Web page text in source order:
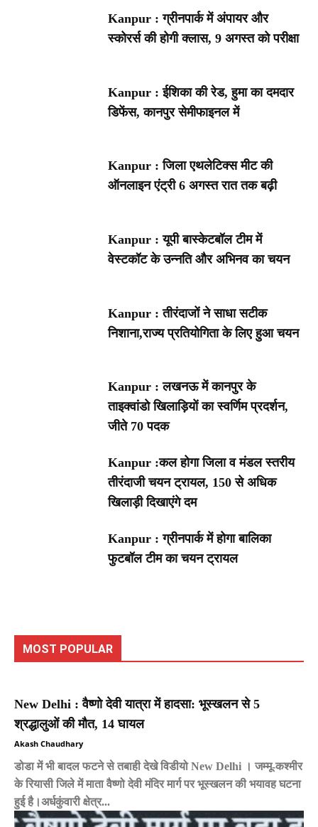
Kanpur : ग्रीनपार्क में अंपायर और
स्कोरर्स की होगी क्लास, 9 अगस्त को परीक्षा
Kanpur : ईशिका की रेड, हुमा का दमदार
डिफेंस, कानपुर सेमीफाइनल में
Kanpur : जिला एथलेटिक्स मीट की
ऑनलाइन एंट्री 6 अगस्त रात तक बढ़ी
Kanpur : यूपी बास्केटबॉल टीम में
वेस्टकॉट के उन्नति और अभिनव का चयन
Kanpur : तीरंदाजों ने साधा सटीक
निशाना,राज्य प्रतियोगिता के लिए हुआ चयन
Kanpur : लखनऊ में कानपुर के
ताइक्वांडो खिलाड़ियों का स्वर्णिम प्रदर्शन,
जीते 70 पदक
Kanpur :कल होगा जिला व मंडल स्तरीय
तीरंदाजी चयन ट्रायल, 150 से अधिक
खिलाड़ी दिखाएंगे दम
Kanpur : ग्रीनपार्क में होगा बालिका
फुटबॉल टीम का चयन ट्रायल
MOST POPULAR
New Delhi : वैष्णो देवी यात्रा में हादसा: भूस्खलन से 5
श्रद्धालुओं की मौत, 14 घायल
Akash Chaudhary
डोडा में भी बादल फटने से तबाही देखे विडीयो New Delhi । जम्मू-कश्मीर
के रियासी जिले में माता वैष्णो देवी मंदिर मार्ग पर भूस्खलन की भयावह घटना
हुई है।अर्धकुंवारी क्षेत्र...